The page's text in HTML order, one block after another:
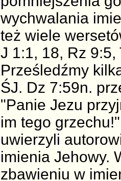
wychwalania
też wiele
J 1:1, 18, Rz
Prześledźmy
ŚJ. Dz 7:59n.
"Panie Jezu
im tego
uwierzyli
imienia Jehowy.
zbawieniu w